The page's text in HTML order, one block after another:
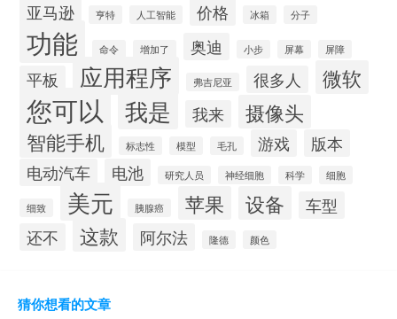
亚马逊 亨特 人工智能 价格 冰箱 分子
功能 命令 增加了 奥迪 小步 屏幕 屏障
平板 应用程序 弗吉尼亚 很多人 微软
您可以 我是 我来
摄像头
智能手机
标志性 模型 毛孔 游戏
版本
电动汽车
电池 研究人员 神经细胞 科学 细胞
细致 美元 胰腺癌 苹果 设备
车型
还不
这款 阿尔法 隆德 颜色
猜你想看的文章